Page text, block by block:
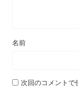
名前
次回のコメントで